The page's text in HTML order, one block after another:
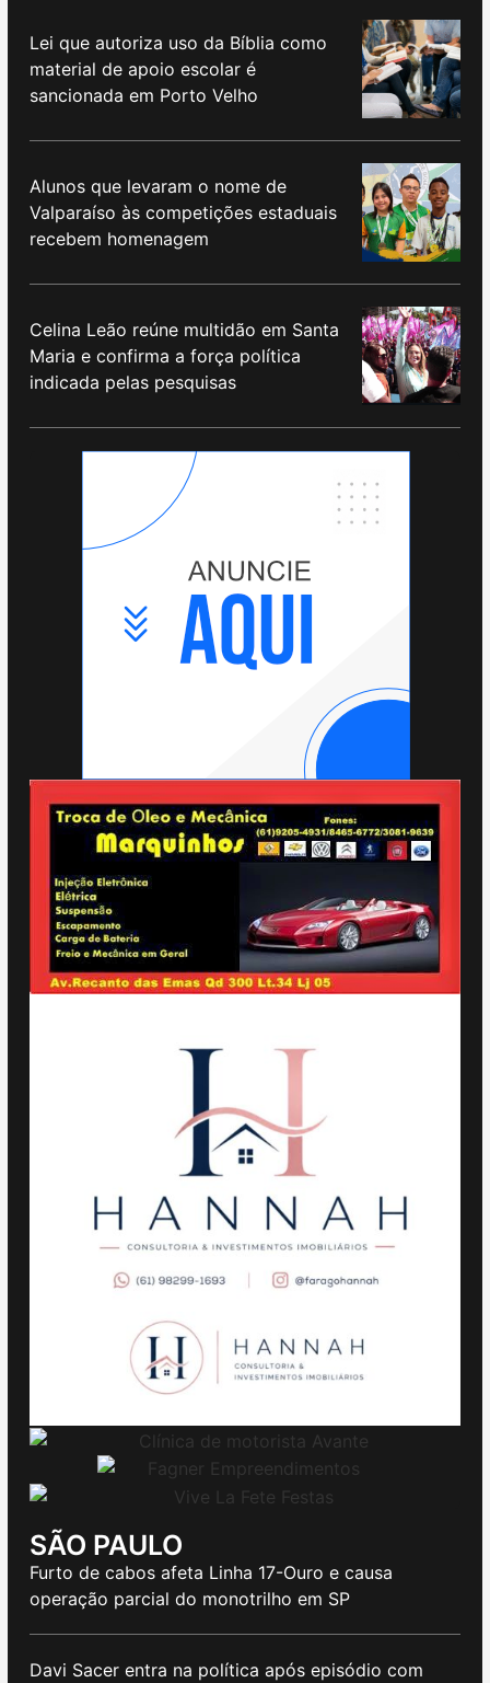
Lei que autoriza uso da Bíblia como
material de apoio escolar é
sancionada em Porto Velho
Alunos que levaram o nome de
Valparaíso às competições estaduais
recebem homenagem
Celina Leão reúne multidão em Santa
Maria e confirma a força política
indicada pelas pesquisas
SÃO PAULO
Furto de cabos afeta Linha 17-Ouro e causa
operação parcial do monotrilho em SP
Davi Sacer entra na política após episódio com